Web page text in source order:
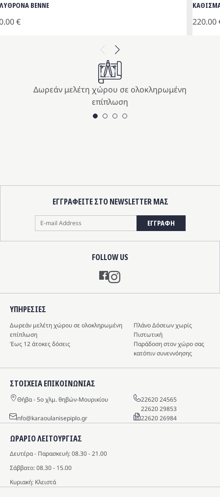
Previous
BENNE
€
ΚΑΘΙΣΜΑ
220.00
Next
Δωρεάν μελέτη χώρου σε ολοκληρωμένη
επίπλωση
FOLLOW US
Instagram
ΕΓΓΡΑΦΕΙΤΕ ΣΤΟ NEWSLETTER ΜΑΣ
ΕΓΓΡΑΦΗ
ΩΡΑΡΙΟ ΛΕΙΤΟΥΡΓΙΑΣ
Δευτέρα - Παρασκευή: 08.30 - 21.00
Σάββατο: 08.30 - 15.00
Κυριακή: Κλειστά
ΥΠΗΡΕΣIΕΣ
Δωρεάν μελέτη χώρου σε ολοκληρωμένη
επίπλωση
Πλάνο Δόσεων χωρίς
Πιστωτική
Έως 12 άτοκες δόσεις
Παράδοση στον χώρο σας
κατόπιν συνεννόησης
ΣΤΟΙΧΕΙΑ ΕΠΙΚΟΙΝΩΝΙΑΣ
Θήβα - 5o χλμ. θηβών-Μουρικίου
22620 24565
22620 29853
info@karaoulanisepiplo.gr
22620 26984